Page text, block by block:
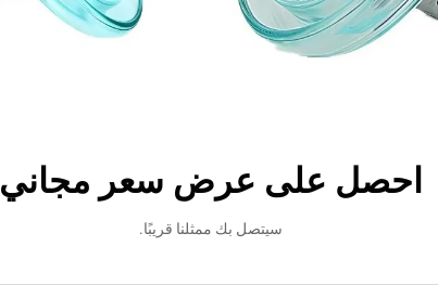
احصل على عرض سعر مجاني
سيتصل بك ممثلنا قريبًا.